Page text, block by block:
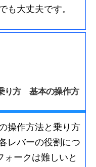
も大丈夫です。
り方 基本の操作方
操作方法と乗り方
レバーの役割につ
ォークは難しいと